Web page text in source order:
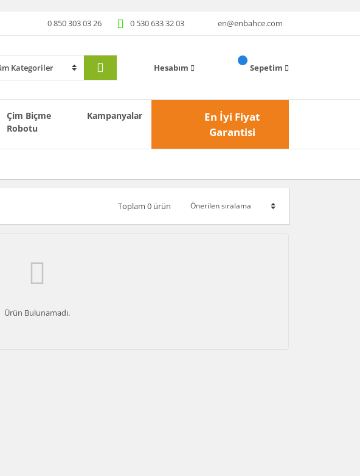
0 850 303 03 26 0 530 633 32 03 en@enbahce.com
Hesabım Sepetim
Çim Biçme
Robotu
Kampanyalar
En İyi Fiyat
Garantisi
Toplam 0 ürün
Ürün Bulunamadı.